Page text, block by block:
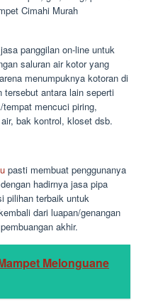
Cimahi Murah
panggilan on-line untuk
saluran air kotor yang
menumpuknya kotoran di
tersebut antara lain seperti
mencuci piring,
bak kontrol, kloset dsb.
pasti membuat penggunanya
hadirnya jasa pipa
pilihan terbaik untuk
dari luapan/genangan
akhir.
Melonguane